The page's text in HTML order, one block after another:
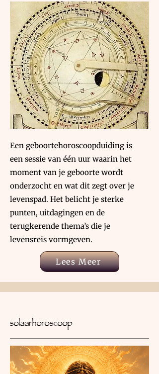
Een geboortehoroscoopduiding is
een sessie van één uur waarin het
moment van je geboorte wordt
onderzocht en wat dit zegt over je
levenspad. Het belicht je sterke
punten, uitdagingen en de
terugkerende thema’s die je
levensreis vormgeven.
Lees Meer
solaarhoroscoop